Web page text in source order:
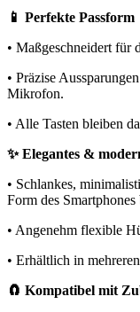
📱 Perfekte Passform
• Maßgeschneidert für
• Präzise
Mikrofon.
• Alle Tasten bleiben
✨ Elegantes &
• Schlankes,
Form des Smartphones
• Angenehm flexible
• Erhältlich in
🧲 Kompatibel mit